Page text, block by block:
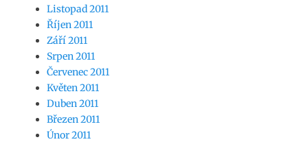
Listopad 2011
Říjen 2011
Září 2011
Srpen 2011
Červenec 2011
Květen 2011
Duben 2011
Březen 2011
Únor 2011